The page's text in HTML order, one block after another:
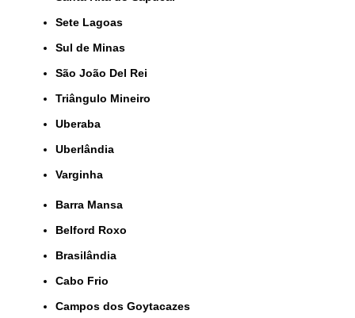
Sete Lagoas
Sul de Minas
São João Del Rei
Triângulo Mineiro
Uberaba
Uberlândia
Varginha
Barra Mansa
Belford Roxo
Brasilândia
Cabo Frio
Campos dos Goytacazes